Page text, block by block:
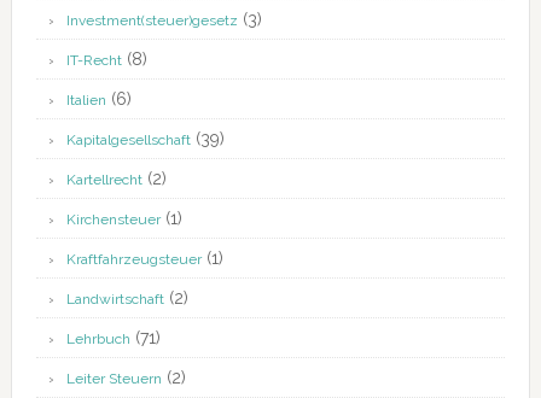
Investment(steuer)gesetz (3)
IT-Recht(8)
Italien (6)
Kapitalgesellschaft(39)
Kartellrecht(2)
Kirchensteuer(1)
Kraftfahrzeugsteuer(1)
Landwirtschaft(2)
Lehrbuch (71)
Leiter Steuern (2)